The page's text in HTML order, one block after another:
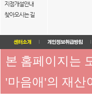
지점개설안내
찾아오시는 길
본 홈페이지는
'마음애'의 재산